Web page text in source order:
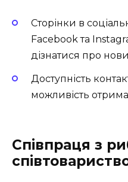
Сторінки в
Facebook та
дізнатися про
Доступність
можливість
Співпраця з